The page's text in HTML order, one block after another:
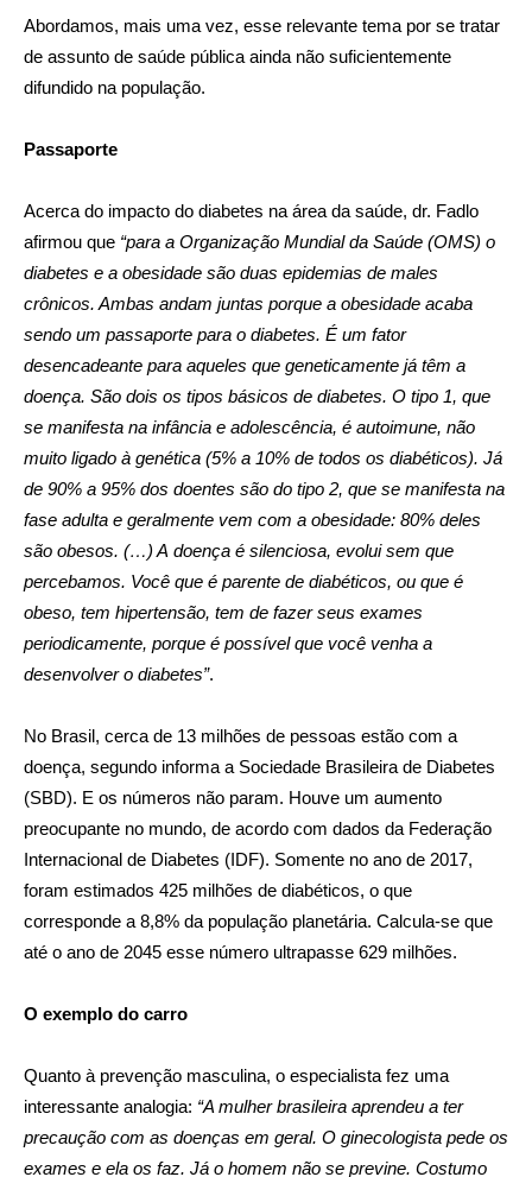
Abordamos, mais uma vez, esse relevante tema por se tratar
de assunto de saúde pública ainda não suficientemente
difundido na população.
Passaporte
Acerca do impacto do diabetes na área da saúde, dr. Fadlo
afirmou que “para a Organização Mundial da Saúde (OMS) o
diabetes e a obesidade são duas epidemias de males
crônicos. Ambas andam juntas porque a obesidade acaba
sendo um passaporte para o diabetes. É um fator
desencadeante para aqueles que geneticamente já têm a
doença. São dois os tipos básicos de diabetes. O tipo 1, que
se manifesta na infância e adolescência, é autoimune, não
muito ligado à genética (5% a 10% de todos os diabéticos). Já
de 90% a 95% dos doentes são do tipo 2, que se manifesta na
fase adulta e geralmente vem com a obesidade: 80% deles
são obesos. (…) A doença é silenciosa, evolui sem que
percebamos. Você que é parente de diabéticos, ou que é
obeso, tem hipertensão, tem de fazer seus exames
periodicamente, porque é possível que você venha a
desenvolver o diabetes”.
No Brasil, cerca de 13 milhões de pessoas estão com a
doença, segundo informa a Sociedade Brasileira de Diabetes
(SBD). E os números não param. Houve um aumento
preocupante no mundo, de acordo com dados da Federação
Internacional de Diabetes (IDF). Somente no ano de 2017,
foram estimados 425 milhões de diabéticos, o que
corresponde a 8,8% da população planetária. Calcula-se que
até o ano de 2045 esse número ultrapasse 629 milhões.
O exemplo do carro
Quanto à prevenção masculina, o especialista fez uma
interessante analogia: “A mulher brasileira aprendeu a ter
precaução com as doenças em geral. O ginecologista pede os
exames e ela os faz. Já o homem não se previne. Costumo